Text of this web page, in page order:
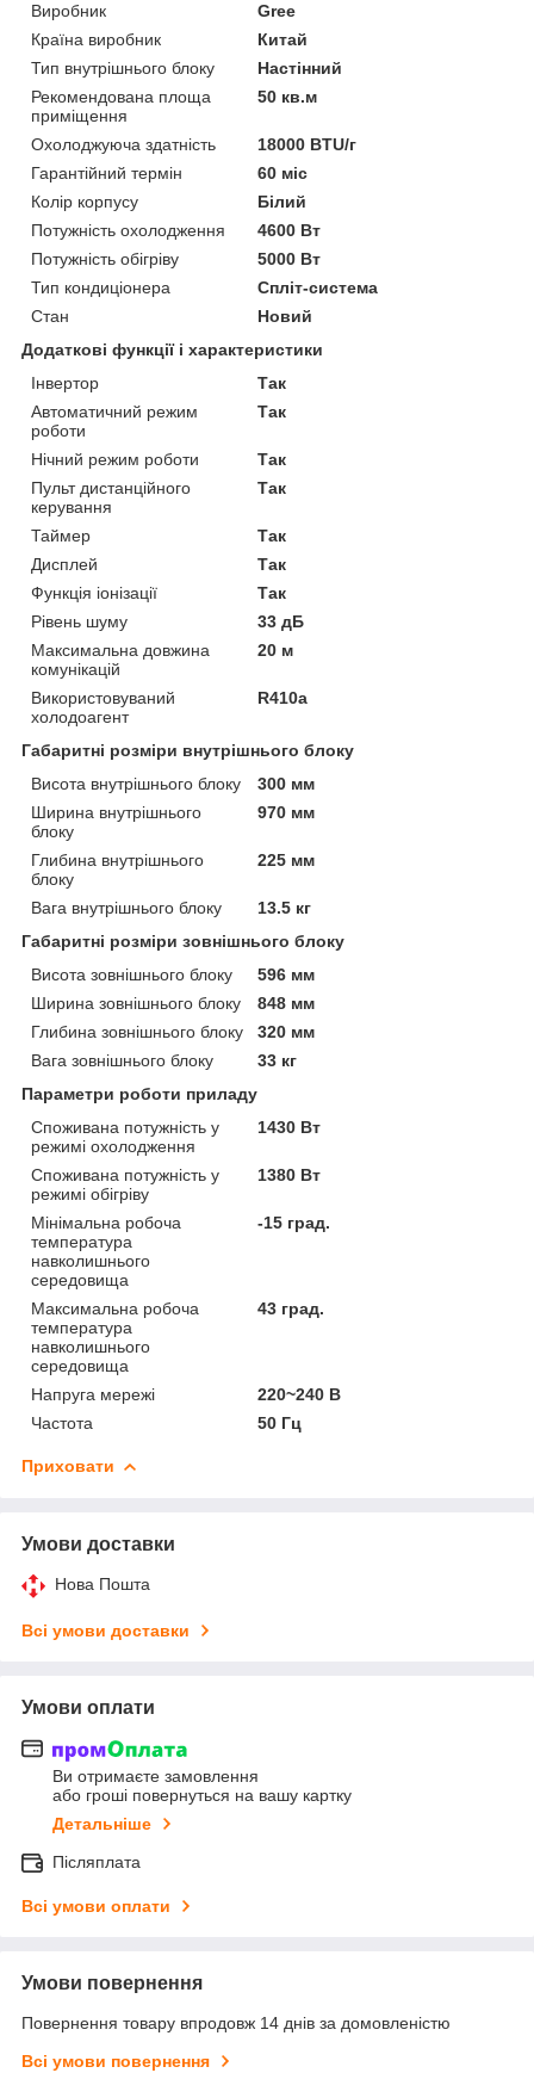
Виробник
Gree
Країна виробник
Китай
Тип внутрішнього блоку
Настінний
Рекомендована площа
приміщення
50 кв.м
Охолоджуюча здатність
18000 BTU/г
Гарантійний термін
60 міс
Колір корпусу
Білий
Потужність охолодження
4600 Вт
Потужність обігріву
5000 Вт
Тип кондиціонера
Спліт-система
Стан
Новий
Додаткові функції і характеристики
Інвертор
Так
Автоматичний режим
роботи
Так
Нічний режим роботи
Так
Пульт дистанційного
керування
Так
Таймер
Так
Дисплей
Так
Функція іонізації
Так
Рівень шуму
33 дБ
Максимальна довжина
комунікацій
20 м
Використовуваний
холодоагент
R410a
Габаритні розміри внутрішнього блоку
Висота внутрішнього блоку
300 мм
Ширина внутрішнього
блоку
970 мм
Глибина внутрішнього
блоку
225 мм
Вага внутрішнього блоку
13.5 кг
Габаритні розміри зовнішнього блоку
Висота зовнішнього блоку
596 мм
Ширина зовнішнього блоку
848 мм
Глибина зовнішнього блоку
320 мм
Вага зовнішнього блоку
33 кг
Параметри роботи приладу
Споживана потужність у
режимі охолодження
1430 Вт
Споживана потужність у
режимі обігріву
1380 Вт
Мінімальна робоча
температура
навколишнього
середовища
-15 град.
Максимальна робоча
температура
навколишнього
середовища
43 град.
Напруга мережі
220~240 В
Частота
50 Гц
Приховати
Умови доставки
Нова Пошта
Всі умови доставки
Умови оплати
Ви отримаєте замовлення
або гроші повернуться на вашу картку
Детальніше
Післяплата
Всі умови оплати
Умови повернення
Повернення товару впродовж 14 днів за домовленістю
Всі умови повернення